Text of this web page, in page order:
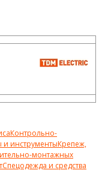
Контрольно-
инструментыКрепеж,
монтажных
Спецодежда и средства